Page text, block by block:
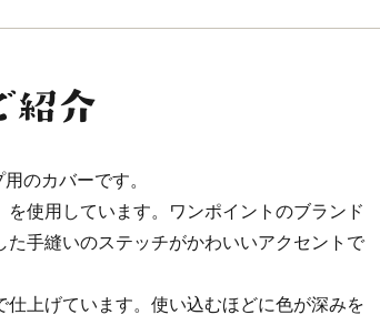
のカバーです。
を使用しています。ワンポイントのブランド
た手縫いのステッチがかわいいアクセントで
仕上げています。使い込むほどに色が深みを